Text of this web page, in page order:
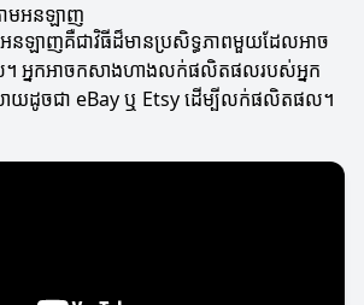
មអនឡាញ
ឡាញគឺជាវិធីដ៏មានប្រសិទ្ធភាពមួយដែលអាច
។ អ្នកអាចកសាងហាងលក់ផលិតផលរបស់អ្នក
សាយដូចជា eBay ឬ Etsy ដើម្បីលក់ផលិតផល។